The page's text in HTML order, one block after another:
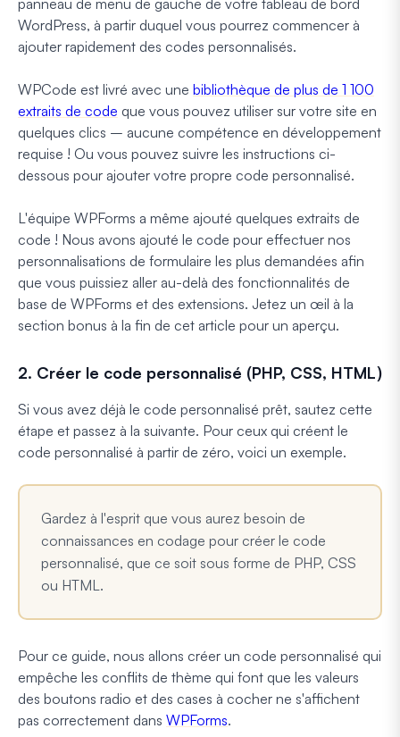
WordPress, à partir duquel vous pourrez commencer à
ajouter rapidement des codes personnalisés.
WPCode est livré avec une bibliothèque de plus de 1 100
extraits de code que vous pouvez utiliser sur votre site en
quelques clics – aucune compétence en développement
requise ! Ou vous pouvez suivre les instructions ci-
dessous pour ajouter votre propre code personnalisé.
L'équipe WPForms a même ajouté quelques extraits de
code ! Nous avons ajouté le code pour effectuer nos
personnalisations de formulaire les plus demandées afin
que vous puissiez aller au-delà des fonctionnalités de
base de WPForms et des extensions. Jetez un œil à la
section bonus à la fin de cet article pour un aperçu.
2. Créer le code personnalisé (PHP, CSS, HTML)
Si vous avez déjà le code personnalisé prêt, sautez cette
étape et passez à la suivante. Pour ceux qui créent le
code personnalisé à partir de zéro, voici un exemple.
Gardez à l'esprit que vous aurez besoin de
connaissances en codage pour créer le code
personnalisé, que ce soit sous forme de PHP, CSS
ou HTML.
Pour ce guide, nous allons créer un code personnalisé qui
empêche les conflits de thème qui font que les valeurs
des boutons radio et des cases à cocher ne s'affichent
pas correctement dans WPForms.